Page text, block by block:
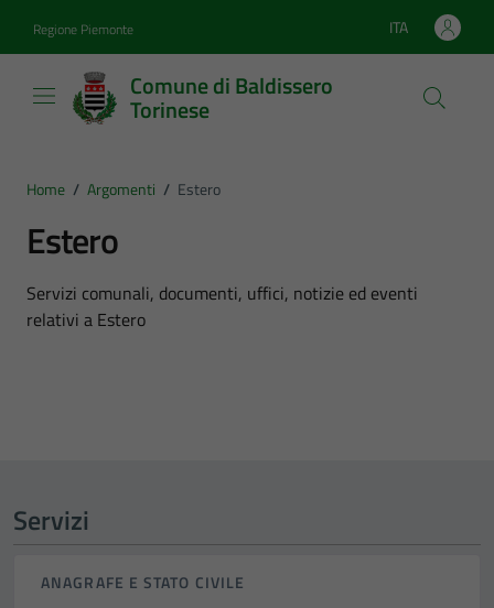
Regione Piemonte Lingua attiva:
ITA
Comune di Baldissero
Torinese
Home / Argomenti / Estero
Estero
Dettagli dell'argomento
Servizi comunali, documenti, uffici, notizie ed eventi
relativi a Estero
Servizi
ANAGRAFE E STATO CIVILE